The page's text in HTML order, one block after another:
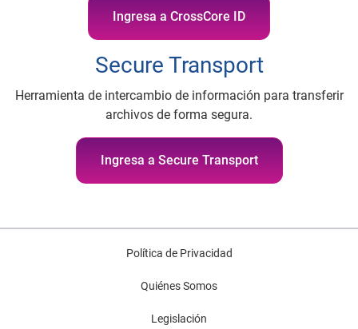
Ingresa a CrossCore ID
Secure Transport
Herramienta de intercambio de información para transferir
archivos de forma segura.
Ingresa a Secure Transport
Política de Privacidad
Quiénes Somos
Legislación